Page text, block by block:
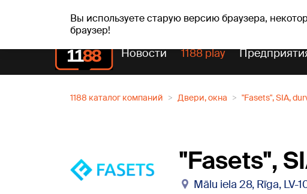
Вы используете старую версию браузера,
браузер!
пт, 07.08.2026. +16°C Alfrēds, Fredis, Madars Прогноз
Новости 1188 play
1188 каталог компаний Двери, окна "Fasets", SIA,
"Fasets",
Mālu iela 28, Rīga, LV-